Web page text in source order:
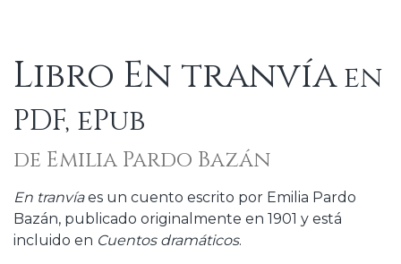
Libro En tranvíaen
PDF, ePub
de Emilia Pardo Bazán
En tranvíaes un cuento escrito por Emilia Pardo
Bazán, publicado originalmente en 1901 y está
incluido en Cuentos dramáticos.